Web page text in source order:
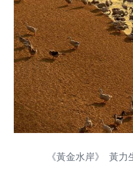
《黃金水岸》 黃